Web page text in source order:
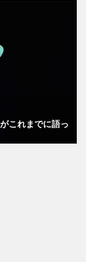
これまでに語っ